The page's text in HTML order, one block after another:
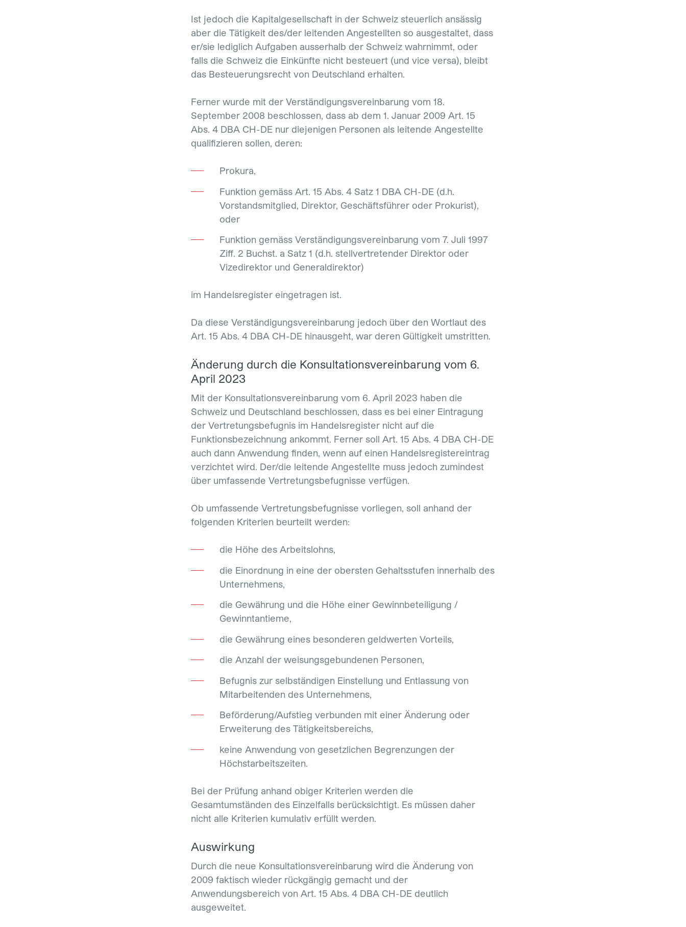
Ist jedoch die Kapitalgesellschaft in der Schweiz steuerlich ansässig
aber die Tätigkeit des/der leitenden Angestellten so ausgestaltet, dass
er/sie lediglich Aufgaben ausserhalb der Schweiz wahrnimmt, oder
falls die Schweiz die Einkünfte nicht besteuert (und vice versa), bleibt
das Besteuerungsrecht von Deutschland erhalten.
Ferner wurde mit der Verständigungsvereinbarung vom 18.
September 2008 beschlossen, dass ab dem 1. Januar 2009 Art. 15
Abs. 4 DBA CH-DE nur diejenigen Personen als leitende Angestellte
qualifizieren sollen, deren:
Prokura,
Funktion gemäss Art. 15 Abs. 4 Satz 1 DBA CH-DE (d.h.
Vorstandsmitglied, Direktor, Geschäftsführer oder Prokurist),
oder
Funktion gemäss Verständigungsvereinbarung vom 7. Juli 1997
Ziff. 2 Buchst. a Satz 1 (d.h. stellvertretender Direktor oder
Vizedirektor und Generaldirektor)
im Handelsregister eingetragen ist.
Da diese Verständigungsvereinbarung jedoch über den Wortlaut des
Art. 15 Abs. 4 DBA CH-DE hinausgeht, war deren Gültigkeit umstritten.
Änderung durch die Konsultationsvereinbarung vom 6.
April 2023
Mit der Konsultationsvereinbarung vom 6. April 2023 haben die
Schweiz und Deutschland beschlossen, dass es bei einer Eintragung
der Vertretungsbefugnis im Handelsregister nicht auf die
Funktionsbezeichnung ankommt. Ferner soll Art. 15 Abs. 4 DBA CH-DE
auch dann Anwendung finden, wenn auf einen Handelsregistereintrag
verzichtet wird. Der/die leitende Angestellte muss jedoch zumindest
über umfassende Vertretungsbefugnisse verfügen.
Ob umfassende Vertretungsbefugnisse vorliegen, soll anhand der
folgenden Kriterien beurteilt werden:
die Höhe des Arbeitslohns,
die Einordnung in eine der obersten Gehaltsstufen innerhalb des
Unternehmens,
die Gewährung und die Höhe einer Gewinnbeteiligung /
Gewinntantieme,
die Gewährung eines besonderen geldwerten Vorteils,
die Anzahl der weisungsgebundenen Personen,
Befugnis zur selbständigen Einstellung und Entlassung von
Mitarbeitenden des Unternehmens,
Beförderung/Aufstieg verbunden mit einer Änderung oder
Erweiterung des Tätigkeitsbereichs,
keine Anwendung von gesetzlichen Begrenzungen der
Höchstarbeitszeiten.
Bei der Prüfung anhand obiger Kriterien werden die
Gesamtumständen des Einzelfalls berücksichtigt. Es müssen daher
nicht alle Kriterien kumulativ erfüllt werden.
Auswirkung
Durch die neue Konsultationsvereinbarung wird die Änderung von
2009 faktisch wieder rückgängig gemacht und der
Anwendungsbereich von Art. 15 Abs. 4 DBA CH-DE deutlich
ausgeweitet.